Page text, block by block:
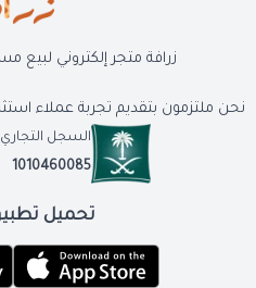
زرافة متجر إلكتروني لبيع
نحن ملتزمون بتقديم تجربة عملاء
السجل التجاري
1010460085
تحميل